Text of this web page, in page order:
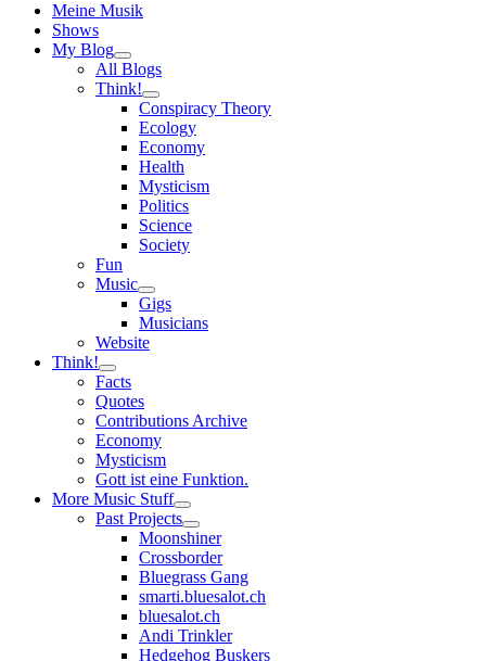
Meine Musik
Shows
My Blog
open
child
menu
All Blogs
Think!
open
child
menu
Conspiracy Theory
Ecology
Economy
Health
Mysticism
Politics
Science
Society
Fun
Music
open
child
menu
Gigs
Musicians
Website
Think!
open
child
menu
Facts
Quotes
Contributions Archive
Economy
Mysticism
Gott ist eine Funktion.
More Music Stuff
open
child
menu
Past Projects
open
child
menu
Moonshiner
Crossborder
Bluegrass Gang
smarti.bluesalot.ch
bluesalot.ch
Andi Trinkler
Hedgehog Buskers